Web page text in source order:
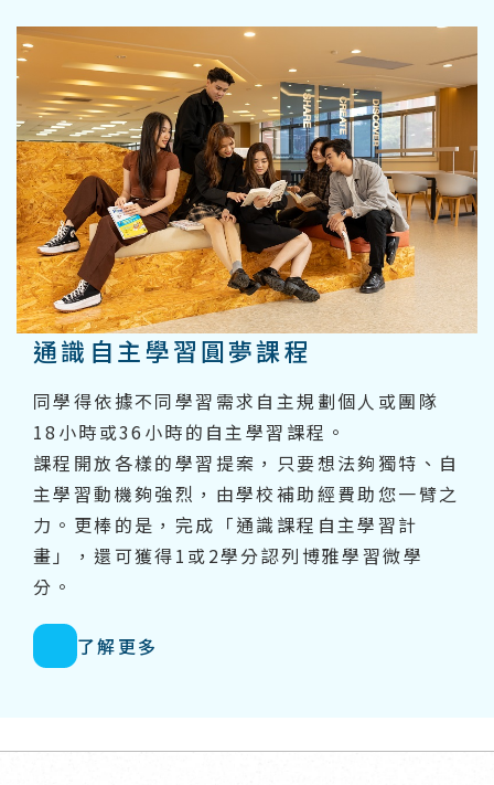
通識自主學習圓夢課程
同學得依據不同學習需求自主規劃個人或團隊
18小時或36小時的自主學習課程。
課程開放各樣的學習提案，只要想法夠獨特、自
主學習動機夠強烈，由學校補助經費助您一臂之
力。更棒的是，完成「通識課程自主學習計
畫」，還可獲得1或2學分認列博雅學習微學
分。
了解更多
回頂端